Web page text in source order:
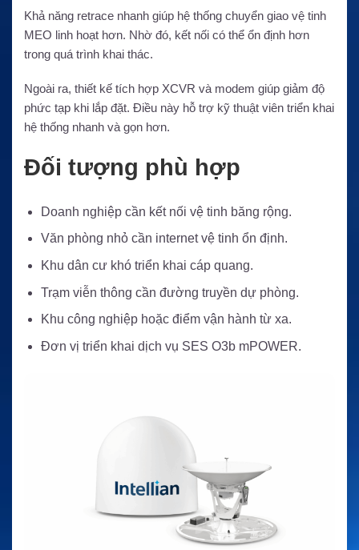
Khả năng retrace nhanh giúp hệ thống chuyển giao vệ tinh
MEO linh hoạt hơn. Nhờ đó, kết nối có thể ổn định hơn
trong quá trình khai thác.
Ngoài ra, thiết kế tích hợp XCVR và modem giúp giảm độ
phức tạp khi lắp đặt. Điều này hỗ trợ kỹ thuật viên triển khai
hệ thống nhanh và gọn hơn.
Đối tượng phù hợp
Doanh nghiệp cần kết nối vệ tinh băng rộng.
Văn phòng nhỏ cần internet vệ tinh ổn định.
Khu dân cư khó triển khai cáp quang.
Trạm viễn thông cần đường truyền dự phòng.
Khu công nghiệp hoặc điểm vận hành từ xa.
Đơn vị triển khai dịch vụ SES O3b mPOWER.